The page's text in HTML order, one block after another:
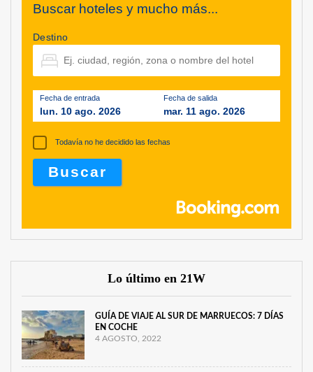
Buscar hoteles y mucho más...
Destino
Fecha de entrada
lun. 10 ago. 2026
Fecha de salida
mar. 11 ago. 2026
Todavía no he decidido las fechas
Lo último en 21W
GUÍA DE VIAJE AL SUR DE MARRUECOS: 7 DÍAS
EN COCHE
4 AGOSTO, 2022